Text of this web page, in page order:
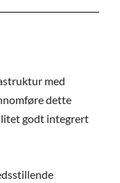
med
dette
godt integrert